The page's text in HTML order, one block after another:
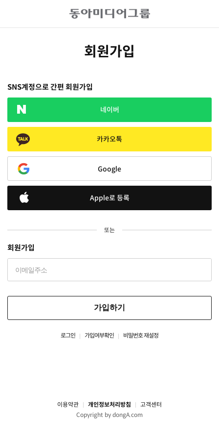
회원가입
SNS계정으로 간편 회원가입
네이버
카카오톡
Google
Apple로 등록
또는
회원가입
가입하기
로그인 가입여부확인 비밀번호 재설정
이용약관 개인정보처리방침
고객센터
Copyright by dongA.com